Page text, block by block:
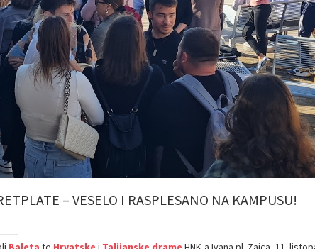
– VESELO I RASPLESANO NA KAMPUSU!